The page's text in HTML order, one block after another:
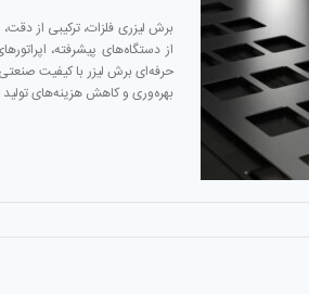
برش لیزری فلزات، ترکیبی از
از دستگاه‌های پیشرفته،
حرفه‌ای برش لیزر با کیفیت
بهره‌وری و کاهش هزینه‌های